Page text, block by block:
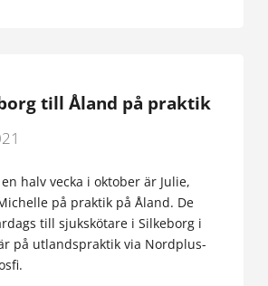
till Åland på praktik
halv vecka i oktober är Julie,
på praktik på Åland. De
till sjukskötare i Silkeborg i
på utlandspraktik via Nordplus-